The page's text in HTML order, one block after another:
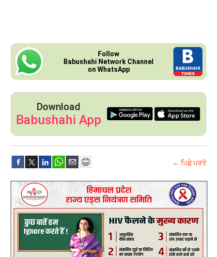
Follow
Babushahi Network Channel
on WhatsApp
Download
Babushahi App
← ਪਿਛੇ ਪਰਤੋ